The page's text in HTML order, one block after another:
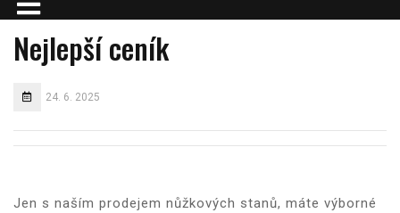
Nejlepší ceník
24. 6. 2025
Jen s naším prodejem nůžkových stanů, máte výborné